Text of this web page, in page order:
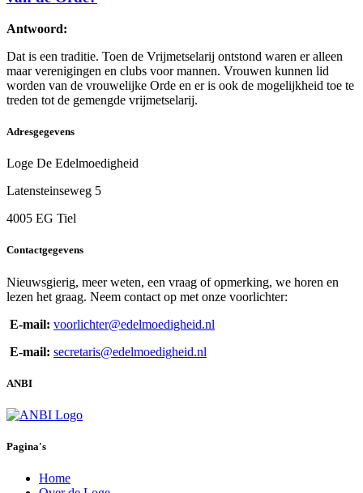
Antwoord:
Dat is een traditie. Toen de Vrijmetselarij ontstond waren er alleen
maar verenigingen en clubs voor mannen. Vrouwen kunnen lid
worden van de vrouwelijke Orde en er is ook de mogelijkheid toe te
treden tot de gemengde vrijmetselarij.
Adresgegevens
Loge De Edelmoedigheid
Latensteinseweg 5
4005 EG Tiel
Contactgegevens
Nieuwsgierig, meer weten, een vraag of opmerking, we horen en
lezen het graag. Neem contact op met onze voorlichter:
E-mail: voorlichter@edelmoedigheid.nl
E-mail: secretaris@edelmoedigheid.nl
ANBI
Pagina's
Home